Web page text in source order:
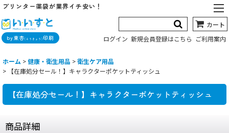
プリンター薬袋が業界イチ安い！
by東杏(とうきょう) 印刷
カート
ログイン 新規会員登録はこちら ご利用案内
ホーム >健康・衛生用品 >衛生ケア用品
>
【在庫処分セール！】キャラクターポケットティッシュ
【在庫処分セール！】キャラクターポケットティッシュ
商品詳細